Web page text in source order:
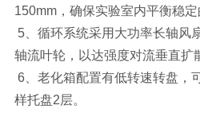
150mm，确保实验室内平衡稳定
5、循环系统采用大功率长轴风
轴流叶轮，以达强度对流垂直扩
6、老化箱配置有低转速转盘，
样托盘2层。